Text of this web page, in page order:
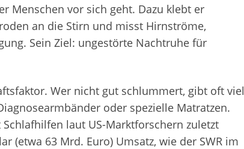
Menschen vor sich geht. Dazu klebt er
an die Stirn und misst Hirnströme,
Sein Ziel: ungestörte Nachtruhe für
Wer nicht gut schlummert, gibt oft viel
oder spezielle Matratzen.
laut US-Marktforschern zuletzt
(etwa 63 Mrd. Euro) Umsatz, wie der SWR im